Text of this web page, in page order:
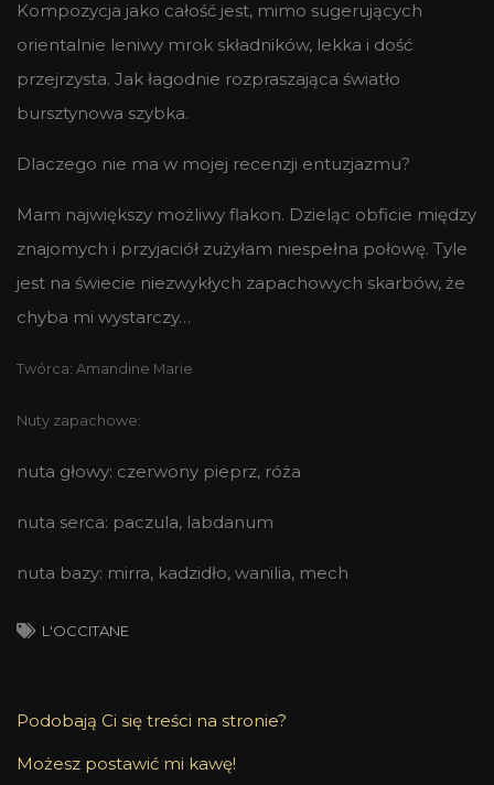
Kompozycja jako całość jest, mimo sugerujących
orientalnie leniwy mrok składników, lekka i dość
przejrzysta. Jak łagodnie rozpraszająca światło
bursztynowa szybka.
Dlaczego nie ma w mojej recenzji entuzjazmu?
Mam największy możliwy flakon. Dzieląc obficie między
znajomych i przyjaciół zużyłam niespełna połowę. Tyle
jest na świecie niezwykłych zapachowych skarbów, że
chyba mi wystarczy…
Twórca: Amandine Marie
Nuty zapachowe:
nuta głowy: czerwony pieprz, róża
nuta serca: paczula, labdanum
nuta bazy: mirra, kadzidło, wanilia, mech
L'OCCITANE
Podobają Ci się treści na stronie?
Możesz postawić mi kawę!